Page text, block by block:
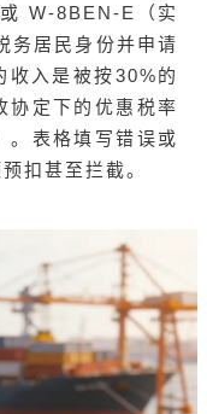
W-8BEN-E（实
务居民身份并申请
收入是被按30%的
协定下的优惠税率
。表格填写错误或
扣甚至拦截。